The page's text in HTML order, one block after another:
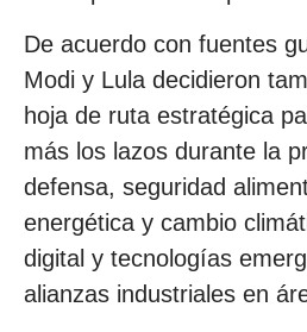
De acuerdo con fuentes
Modi y Lula decidieron
hoja de ruta estratégica
más los lazos durante la
defensa, seguridad
energética y cambio
digital y tecnologías
alianzas industriales en